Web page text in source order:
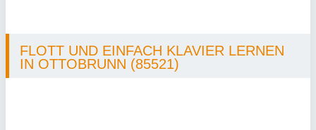
FLOTT UND EINFACH KLAVIER LERNEN
IN OTTOBRUNN (85521)